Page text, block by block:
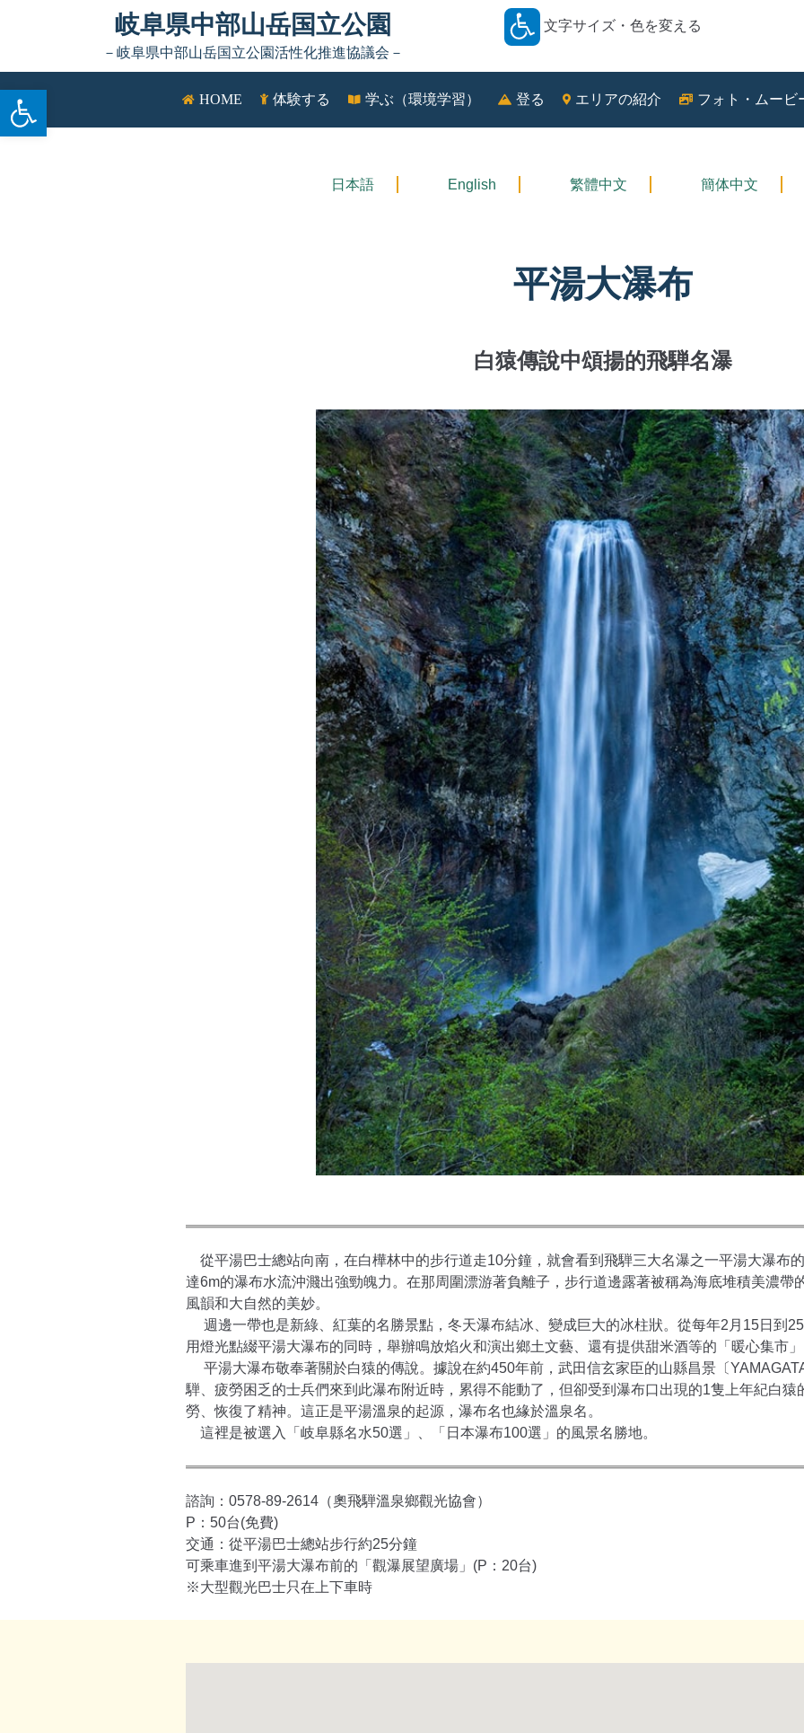
ツールバーを開く
岐阜県中部山岳国立公園
－岐阜県中部山岳国立公園活性化推進協議会－
文字サイズ・色を変える
HOME 体験する 学ぶ（環境学習） 登る エリアの紹介 フォト・ムービ
日本語 English 繁體中文 簡体中文
平湯大瀑布
白猿傳說中頌揚的飛騨名瀑
從平湯巴士總站向南，在白樺林中的步行道走10分鐘，就會看到飛騨三大名瀑之一平湯大瀑布
達6m的瀑布水流沖濺出強勁魄力。在那周圍漂游著負離子，步行道邊露著被稱為海底堆積美濃帶
風韻和大自然的美妙。
週邊一帶也是新綠、紅葉的名勝景點，冬天瀑布結冰、變成巨大的冰柱狀。從每年2月15日到
用燈光點綴平湯大瀑布的同時，舉辦鳴放焰火和演出鄉土文藝、還有提供甜米酒等的「暖心集市
平湯大瀑布敬奉著關於白猿的傳說。據說在約450年前，武田信玄家臣的山縣昌景〔
騨、疲勞困乏的士兵們來到此瀑布附近時，累得不能動了，但卻受到瀑布口出現的1隻上年紀白
勞、恢復了精神。這正是平湯溫泉的起源，瀑布名也緣於溫泉名。
這裡是被選入「岐阜縣名水50選」、「日本瀑布100選」的風景名勝地。
諮詢：0578-89-2614（奧飛騨溫泉鄉觀光協會）
P：50台(免費)
交通：從平湯巴士總站步行約25分鐘
可乘車進到平湯大瀑布前的「觀瀑展望廣場」(P：20台)
※大型觀光巴士只在上下車時